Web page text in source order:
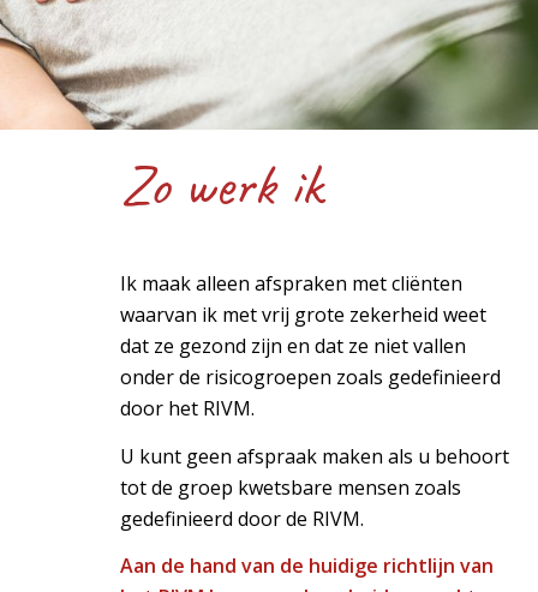
Zo werk ik
Ik maak alleen afspraken met cliënten
waarvan ik met vrij grote zekerheid weet
dat ze gezond zijn en dat ze niet vallen
onder de risicogroepen zoals gedefinieerd
door het RIVM.
U kunt geen afspraak maken als u behoort
tot de groep kwetsbare mensen zoals
gedefinieerd door de RIVM.
Aan de hand van de huidige richtlijn van